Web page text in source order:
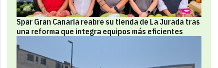
Spar Gran Canaria reabre su tienda de La Jurada tras
una reforma que integra equipos más eficientes